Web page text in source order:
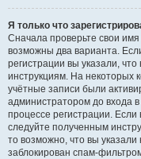
Я только что
Сначала проверьте свои
возможны два варианта.
регистрации вы указали,
инструкциям. На некоторых
учётные записи были
администратором до входа
процессе регистрации.
следуйте полученным
то возможно, что вы
заблокирован спам-